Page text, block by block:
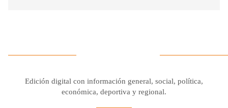
Edición digital con información general, social, política,
económica, deportiva y regional.